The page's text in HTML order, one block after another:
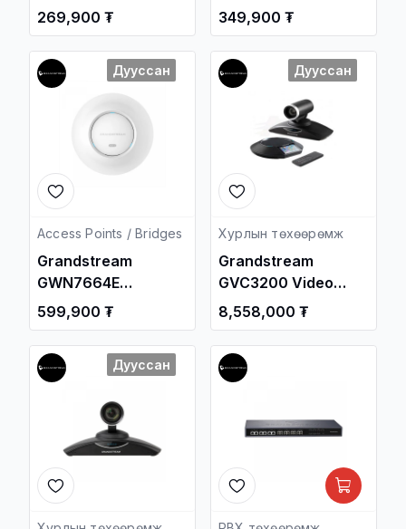
Phone
269,900 ₮
Fi IP Phone
349,900 ₮
Дууссан
Access Points / Bridges
Grandstream
GWN7664E
Enterprise 802.11ax
WiFi-6 4x4:4 Access
Point / Утасгүй
цацагч төхөөрөмж
Төхөөрөмж /
599,900 ₮
Дууссан
Хурлын төхөөрөмж
Grandstream
GVC3200 Video
Conferencing
System / Видео
Хурлын Систем /
8,558,000 ₮
Дууссан